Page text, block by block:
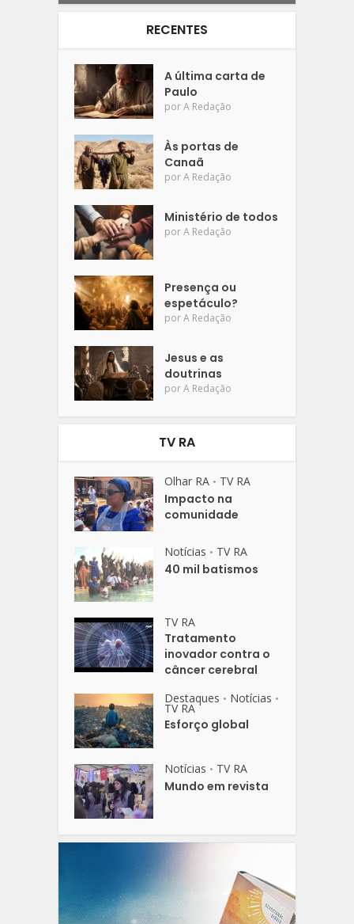
RECENTES
A última carta de
Paulo
porA Redação
Às portas de
Canaã
porA Redação
Ministério de todos
porA Redação
Presença ou
espetáculo?
porA Redação
Jesus e as
doutrinas
porA Redação
TV RA
Olhar RA • TV RA
Impacto na
comunidade
Notícias • TV RA
40 mil batismos
TV RA
Tratamento
inovador contra o
câncer cerebral
Destaques • Notícias •
TV RA
Esforço global
Notícias • TV RA
Mundo em revista